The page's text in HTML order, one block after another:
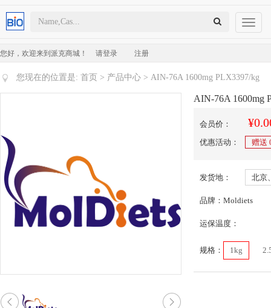
您好，欢迎来到派克商城！ 请登录 注册
Toggle
您现在的位置是: 首页 > 产品中心 > AIN-76A 1600mg PLX3397/kg
AIN-76A 1600mg
会员价：
优惠活动： 赠送
发货地： 北京
品牌：Moldiets
运保温度：
规格： 1kg